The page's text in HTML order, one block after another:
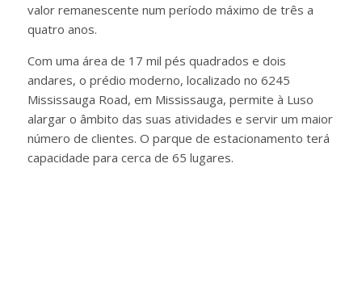
valor remanescente num período máximo de três a
quatro anos.
Com uma área de 17 mil pés quadrados e dois
andares, o prédio moderno, localizado no 6245
Mississauga Road, em Mississauga, permite à Luso
alargar o âmbito das suas atividades e servir um maior
número de clientes. O parque de estacionamento terá
capacidade para cerca de 65 lugares.